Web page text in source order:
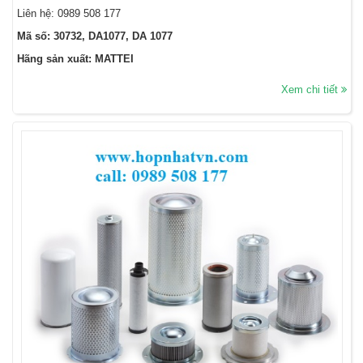
Liên hệ: 0989 508 177
Mã số: 30732, DA1077, DA 1077
Hãng sản xuất: MATTEI
Xem chi tiết